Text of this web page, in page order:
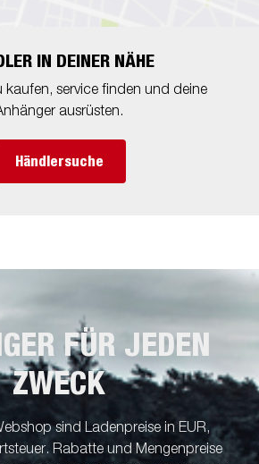
IN DEINER NÄHE
kaufen, service finden und deine
ausrüsten.
Händlersuche
FÜR JEDEN
ZWECK
sind Ladenpreise in EUR,
Rabatte und Mengenpreise